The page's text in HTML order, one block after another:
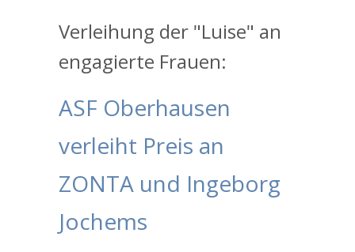
Verleihung der "Luise" an
engagierte Frauen:
ASF Oberhausen
verleiht Preis an
ZONTA und Ingeborg
Jochems